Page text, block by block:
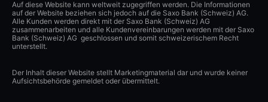
Auf diese Website kann weltweit zugegriffen werden. Die Informationen
auf der Website beziehen sich jedoch auf die Saxo Bank (Schweiz) AG.
Alle Kunden werden direkt mit der Saxo Bank (Schweiz) AG
zusammenarbeiten und alle Kundenvereinbarungen werden mit der Saxo
Bank (Schweiz) AG geschlossen und somit schweizerischem Recht
unterstellt.
Der Inhalt dieser Website stellt Marketingmaterial dar und wurde keiner
Aufsichtsbehörde gemeldet oder übermittelt.